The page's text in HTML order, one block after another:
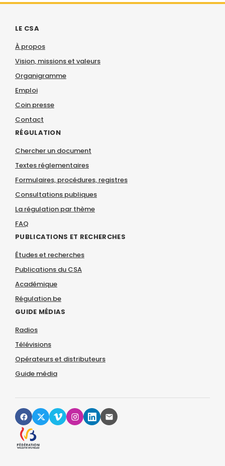
LE CSA
À propos
Vision, missions et valeurs
Organigramme
Emploi
Coin presse
Contact
RÉGULATION
Chercher un document
Textes réglementaires
Formulaires, procédures, registres
Consultations publiques
La régulation par thème
FAQ
PUBLICATIONS ET RECHERCHES
Études et recherches
Publications du CSA
Académique
Régulation.be
GUIDE MÉDIAS
Radios
Télévisions
Opérateurs et distributeurs
Guide média